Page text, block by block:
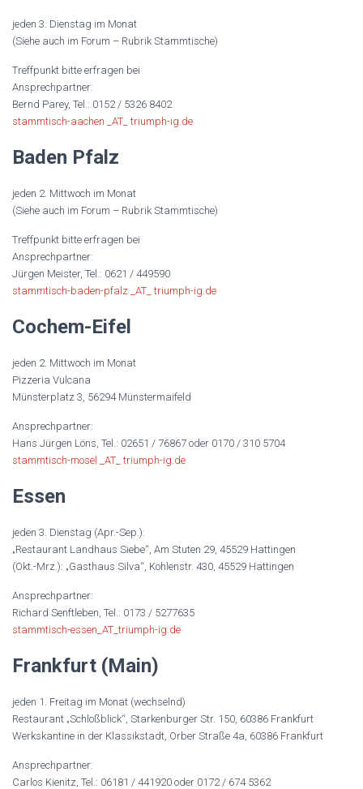
jeden 3. Dienstag im Monat
(Siehe auch im Forum – Rubrik Stammtische)
Treffpunkt bitte erfragen bei
Ansprechpartner:
Bernd Parey, Tel.: 0152 / 5326 8402
stammtisch-aachen _AT_ triumph-ig.de
Baden Pfalz
jeden 2. Mittwoch im Monat
(Siehe auch im Forum – Rubrik Stammtische)
Treffpunkt bitte erfragen bei
Ansprechpartner:
Jürgen Meister, Tel.: 0621 / 449590
stammtisch-baden-pfalz _AT_ triumph-ig.de
Cochem-Eifel
jeden 2. Mittwoch im Monat
Pizzeria Vulcana
Münsterplatz 3, 56294 Münstermaifeld
Ansprechpartner:
Hans Jürgen Löns, Tel.: 02651 / 76867 oder 0170 / 310 5704
stammtisch-mosel _AT_ triumph-ig.de
Essen
jeden 3. Dienstag (Apr.-Sep.):
„Restaurant Landhaus Siebe“, Am Stuten 29, 45529 Hattingen
(Okt.-Mrz.): „Gasthaus Silva“, Kohlenstr. 430, 45529 Hattingen
Ansprechpartner:
Richard Senftleben, Tel.: 0173 / 5277635
stammtisch-essen_AT_triumph-ig.de
Frankfurt (Main)
jeden 1. Freitag im Monat (wechselnd)
Restaurant „Schloßblick“, Starkenburger Str. 150, 60386 Frankfurt
Werkskantine in der Klassikstadt, Orber Straße 4a, 60386 Frankfurt
Ansprechpartner:
Carlos Kienitz, Tel.: 06181 / 441920 oder 0172 / 674 5362